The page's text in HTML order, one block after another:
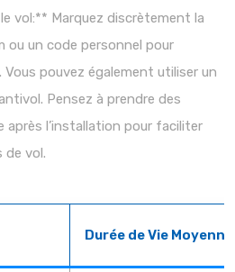
vol:** Marquez discrètement la
ou un code personnel pour
Vous pouvez également utiliser un
Pensez à prendre des
après l’installation pour faciliter
de vol.
Durée de Vie Moyenne